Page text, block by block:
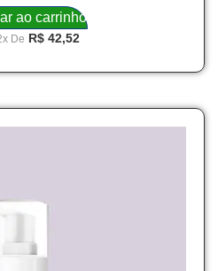
ao carrinho
De R$42,52